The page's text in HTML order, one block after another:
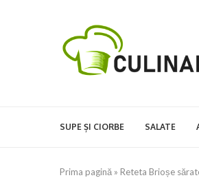
SUPE ȘI CIORBE SALATE
Prima pagină » Reteta Brioșe